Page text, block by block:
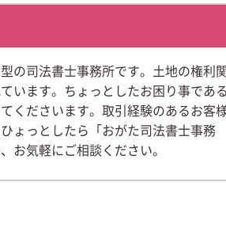
の司法書士事務所です。土地の権利関
います。ちょっとしたお困り事である
くださいます。取引経験のあるお客
ょっとしたら「おがた司法書士事務
お気軽にご相談ください。